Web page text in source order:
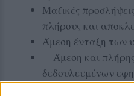
Μαζικές
πλήρους και
Άμεση ένταξη των
Άμεση και
δεδουλευμένων